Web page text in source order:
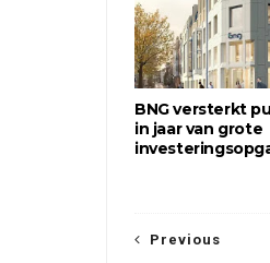
BNG versterkt
in jaar van grote
Previous